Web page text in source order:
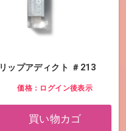
リップアディクト ＃213
価格：ログイン後表示
買い物カゴ